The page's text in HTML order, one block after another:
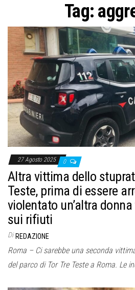
Tag:
27 Agosto 2025 0
Altra vittima dello
Teste, prima di essere
violentato un’altra
sui rifiuti
Di REDAZIONE
Roma – Ci sarebbe una seconda
del parco di Tor Tre Teste a Roma. Le